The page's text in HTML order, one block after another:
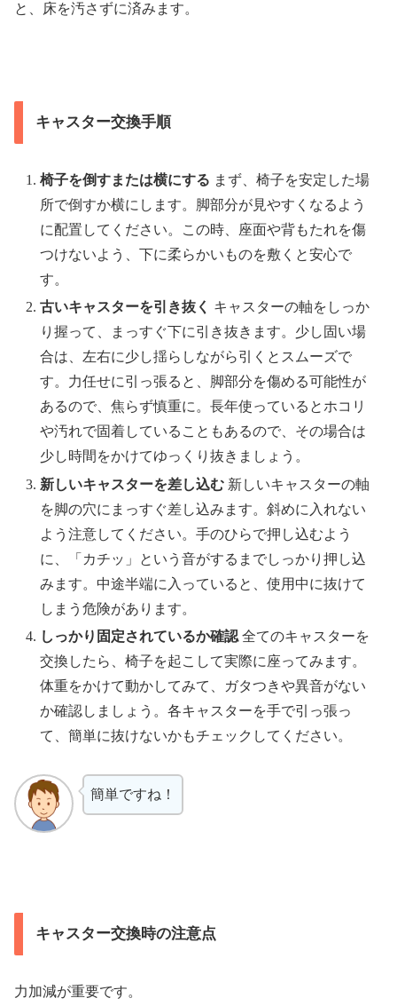
と、床を汚さずに済みます。
キャスター交換手順
椅子を倒すまたは横にする まず、椅子を安定した場
所で倒すか横にします。脚部分が見やすくなるよう
に配置してください。この時、座面や背もたれを傷
つけないよう、下に柔らかいものを敷くと安心で
す。
古いキャスターを引き抜く キャスターの軸をしっか
り握って、まっすぐ下に引き抜きます。少し固い場
合は、左右に少し揺らしながら引くとスムーズで
す。力任せに引っ張ると、脚部分を傷める可能性が
あるので、焦らず慎重に。長年使っているとホコリ
や汚れで固着していることもあるので、その場合は
少し時間をかけてゆっくり抜きましょう。
新しいキャスターを差し込む 新しいキャスターの軸
を脚の穴にまっすぐ差し込みます。斜めに入れない
よう注意してください。手のひらで押し込むよう
に、「カチッ」という音がするまでしっかり押し込
みます。中途半端に入っていると、使用中に抜けて
しまう危険があります。
しっかり固定されているか確認 全てのキャスターを
交換したら、椅子を起こして実際に座ってみます。
体重をかけて動かしてみて、ガタつきや異音がない
か確認しましょう。各キャスターを手で引っ張っ
て、簡単に抜けないかもチェックしてください。
簡単ですね！
キャスター交換時の注意点
力加減が重要です。